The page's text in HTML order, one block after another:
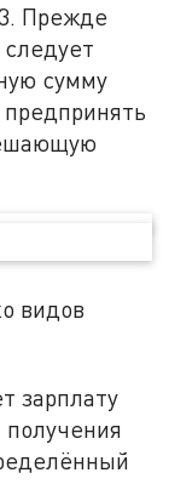
Прежде
сумму
видов
зарплату